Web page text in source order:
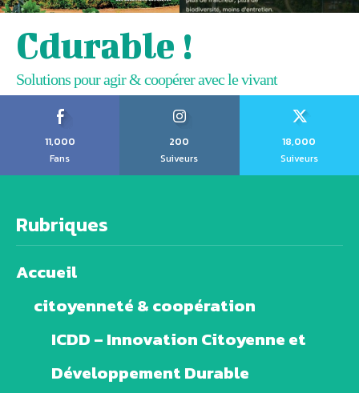
Cdurable !
Solutions pour agir & coopérer avec le vivant
11,000
Fans
200
Suiveurs
18,000
Suiveurs
Rubriques
Accueil
citoyenneté & coopération
ICDD – Innovation Citoyenne et
Développement Durable